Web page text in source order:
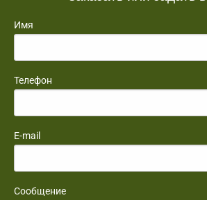
Имя
Телефон
E-mail
Сообщение